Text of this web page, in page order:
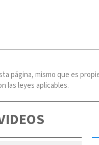
página, mismo que es
las leyes aplicables.